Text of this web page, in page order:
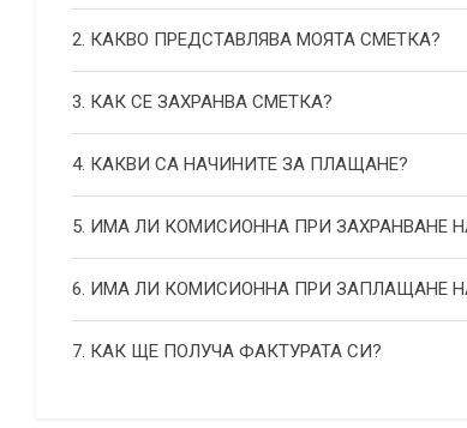
2. КАКВО ПРЕДСТАВЛЯВА МОЯТА СМЕТКА?
3. КАК СЕ ЗАХРАНВА СМЕТКА?
4. КАКВИ СА НАЧИНИТЕ ЗА ПЛАЩАНЕ?
5. ИМА ЛИ КОМИСИОННА ПРИ ЗАХРАНВАНЕ
6. ИМА ЛИ КОМИСИОННА ПРИ ЗАПЛАЩАНЕ
7. КАК ЩЕ ПОЛУЧА ФАКТУРАТА СИ?